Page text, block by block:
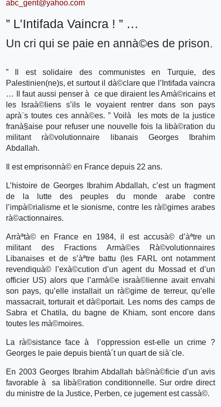
abc_gent@yahoo.com
” L’Intifada Vaincra ! ” …
Un cri qui se paie en annà©es de prison.
” Il est solidaire des communistes en Turquie, des
Palestinien(ne)s, et surtout il dà©clare que l’Intifada vaincra
… Il faut aussi penser à ce que diraient les Amà©ricains et
les Israà©liens s’ils le voyaient rentrer dans son pays
aprà¨s toutes ces annà©es. ” Voilà les mots de la justice
franà§aise pour refuser une nouvelle fois la libà©ration du
militant rà©volutionnaire libanais Georges Ibrahim
Abdallah.
Il est emprisonnà© en France depuis 22 ans.
L’histoire de Georges Ibrahim Abdallah, c’est un fragment
de la lutte des peuples du monde arabe contre
l’impà©rialisme et le sionisme, contre les rà©gimes arabes
rà©actionnaires.
Arràªtà© en France en 1984, il est accusà© d’àªtre un
militant des Fractions Armà©es Rà©volutionnaires
Libanaises et de s’àªtre battu (les FARL ont notamment
revendiquà© l’exà©cution d’un agent du Mossad et d’un
officier US) alors que l’armà©e israà©lienne avait envahi
son pays, qu’elle installait un rà©gime de terreur, qu’elle
massacrait, torturait et dà©portait. Les noms des camps de
Sabra et Chatila, du bagne de Khiam, sont encore dans
toutes les mà©moires.
La rà©sistance face à l’oppression est-elle un crime ?
Georges le paie depuis bientà´t un quart de sià¨cle.
En 2003 Georges Ibrahim Abdallah bà©nà©ficie d’un avis
favorable à sa libà©ration conditionnelle. Sur ordre direct
du ministre de la Justice, Perben, ce jugement est cassà©.